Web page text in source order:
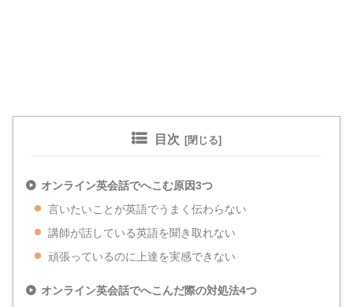
目次
オンライン英会話でへこむ原因3つ
言いたいことが英語でうまく伝わらない
講師が話している英語を聞き取れない
頑張っているのに上達を実感できない
オンライン英会話でへこんだ際の対処法4つ